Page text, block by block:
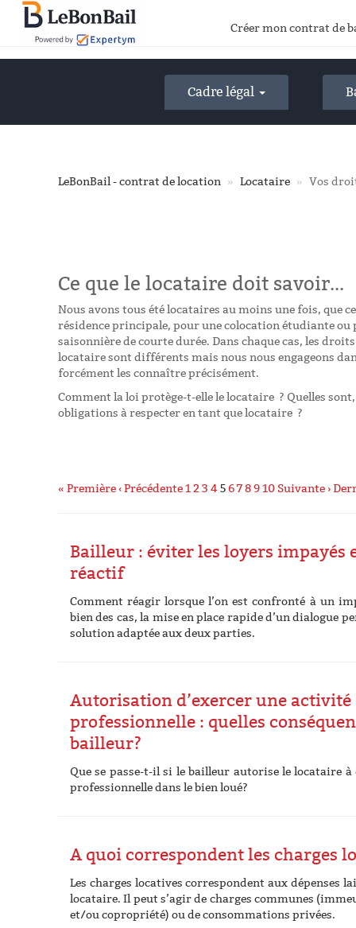
Accéder
contenu
Créer mon contrat de
Cadre légal
LeBonBail - contrat de location Locataire Vos
Ce que le locataire doit savoir...
Nous avons tous été locataires au moins une fois, que
résidence principale, pour une colocation étudiante ou
saisonnière de courte durée. Dans chaque cas, les
locataire sont différents mais nous nous engageons
forcément les connaître précisément.
Comment la loi protège-t-elle le locataire ? Quelles sont,
obligations à respecter en tant que locataire ?
« Première‹ Précédente123 4 5678910 Suivante ›
Bailleur : éviter les loyers impayés
réactif
Comment réagir lorsque l’on est confronté à un
bien des cas, la mise en place rapide d’un dialogue
solution adaptée aux deux parties.
Autorisation d’exercer une activité
professionnelle : quelles
bailleur?
Que se passe-t-il si le bailleur autorise le locataire
professionnelle dans le bien loué?
A quoi correspondent les charges
Les charges locatives correspondent aux dépenses
locataire. Il peut s’agir de charges communes
et/ou copropriété) ou de consommations privées.